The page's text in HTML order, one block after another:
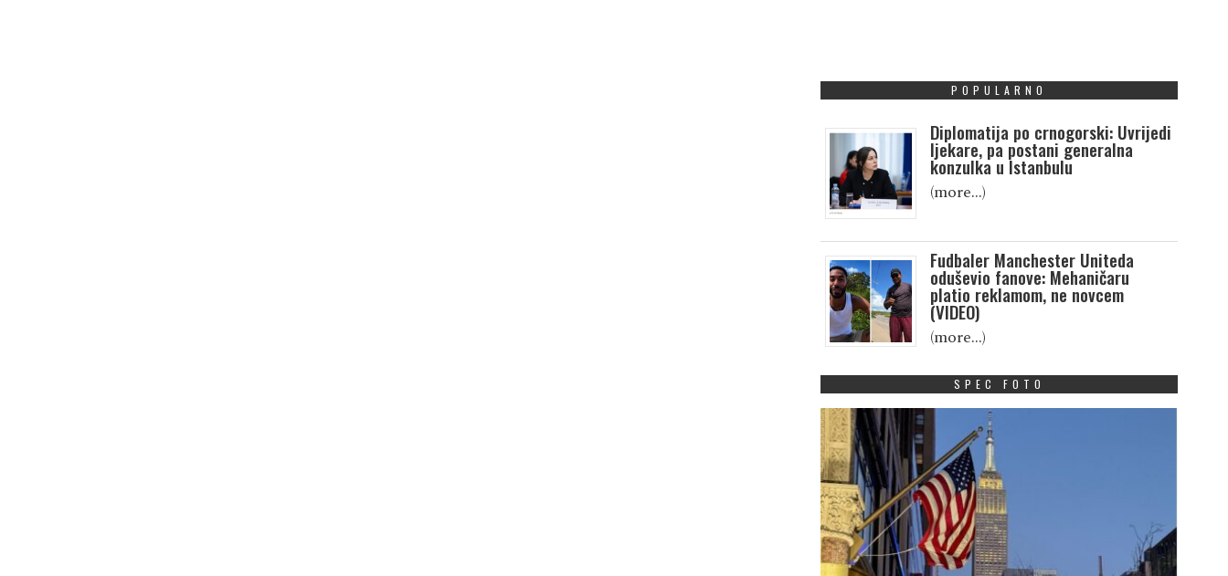
POPULARNO
Diplomatija po crnogorski: Uvrijedi
ljekare, pa postani generalna
konzulka u Istanbulu
(more…)
Fudbaler Manchester Uniteda
oduševio fanove: Mehaničaru
platio reklamom, ne novcem
(VIDEO)
(more…)
SPEC FOTO